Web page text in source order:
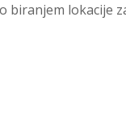
biranjem lokacije